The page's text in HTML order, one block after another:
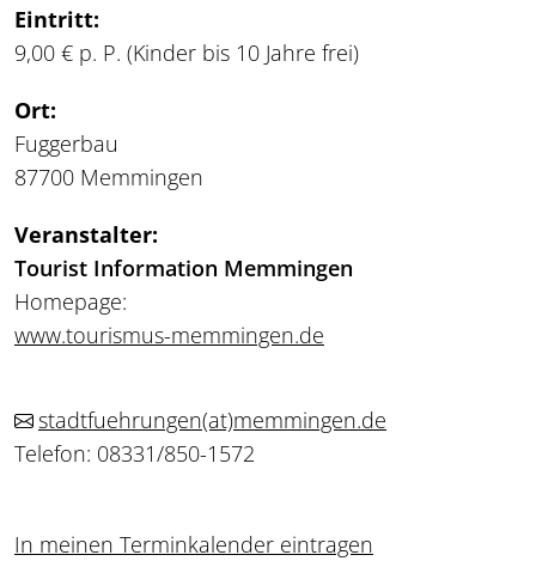
Eintritt:
9,00 € p. P. (Kinder bis 10 Jahre frei)
Ort:
Fuggerbau
87700 Memmingen
Veranstalter:
Tourist Information Memmingen
Homepage:
www.tourismus-memmingen.de
stadtfuehrungen(at)memmingen.de
Telefon: 08331/850-1572
In meinen Terminkalender eintragen